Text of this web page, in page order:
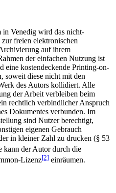
in Venedig wird das nicht-
freien elektronischen
auf ihrem
der einfachen Nutzung ist
eine kostendeckende Printing-on-
soweit diese nicht mit den
des Autors kollidiert. Alle
der Arbeit verbleiben beim
rechtlich verbindlicher Anspruch
Dokumentes verbunden. Im
sind Nutzer berechtigt,
eigenen Gebrauch
in kleiner Zahl zu drucken (§ 53
kann der Autor durch die
Lizenz[2] einräumen.